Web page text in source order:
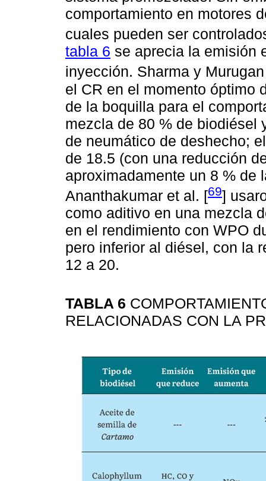
comportamiento en motores
cuales pueden ser
tabla 6 se aprecia la emisión
inyección. Sharma y
el CR en el momento óptimo
de la boquilla para el
mezcla de 80 % de biodiésel
de neumático de deshecho;
de 18.5 (con una reducción
aproximadamente un 8 % de
Ananthakumar et al. [69]
como aditivo en una mezcla
en el rendimiento con WPO
pero inferior al diésel, con la
12 a 20.
TABLA 6
RELACIONADAS CON LA